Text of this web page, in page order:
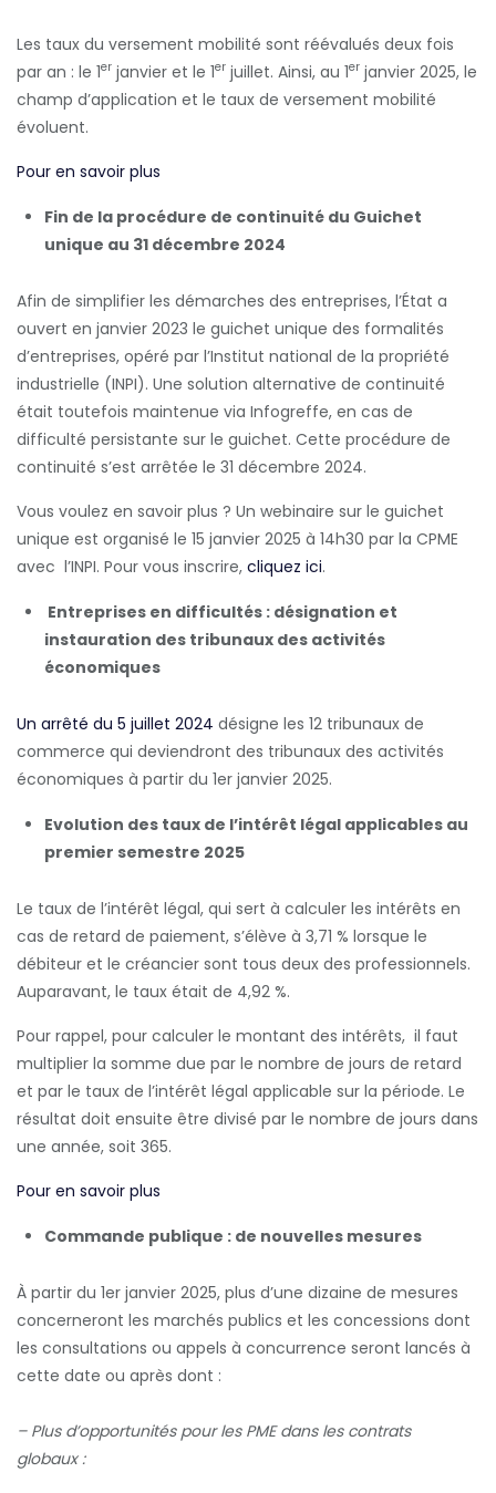
Les taux du versement mobilité sont réévalués deux fois
par an : le 1er janvier et le 1er juillet. Ainsi, au 1er janvier 2025, le
champ d’application et le taux de versement mobilité
évoluent.
Pour en savoir plus
Fin de la procédure de continuité du Guichet
unique au 31 décembre 2024
Afin de simplifier les démarches des entreprises, l’État a
ouvert en janvier 2023 le guichet unique des formalités
d’entreprises, opéré par l’Institut national de la propriété
industrielle (INPI). Une solution alternative de continuité
était toutefois maintenue via Infogreffe, en cas de
difficulté persistante sur le guichet. Cette procédure de
continuité s’est arrêtée le 31 décembre 2024.
Vous voulez en savoir plus ? Un webinaire sur le guichet
unique est organisé le 15 janvier 2025 à 14h30 par la CPME
avec l’INPI. Pour vous inscrire, cliquez ici.
Entreprises en difficultés : désignation et
instauration des tribunaux des activités
économiques
Un arrêté du 5 juillet 2024 désigne les 12 tribunaux de
commerce qui deviendront des tribunaux des activités
économiques à partir du 1er janvier 2025.
Evolution des taux de l’intérêt légal applicables au
premier semestre 2025
Le taux de l’intérêt légal, qui sert à calculer les intérêts en
cas de retard de paiement, s’élève à 3,71 % lorsque le
débiteur et le créancier sont tous deux des professionnels.
Auparavant, le taux était de 4,92 %.
Pour rappel, pour calculer le montant des intérêts, il faut
multiplier la somme due par le nombre de jours de retard
et par le taux de l’intérêt légal applicable sur la période. Le
résultat doit ensuite être divisé par le nombre de jours dans
une année, soit 365.
Pour en savoir plus
Commande publique : de nouvelles mesures
À partir du 1er janvier 2025, plus d’une dizaine de mesures
concerneront les marchés publics et les concessions dont
les consultations ou appels à concurrence seront lancés à
cette date ou après dont :
– Plus d’opportunités pour les PME dans les contrats
globaux :